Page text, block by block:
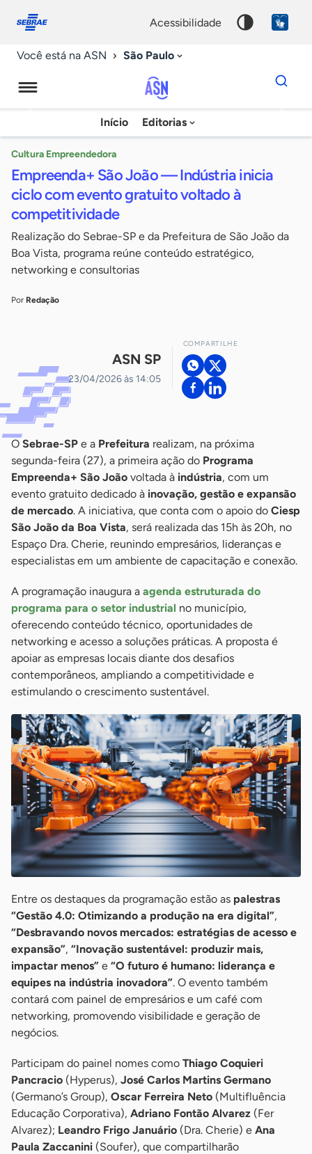
conosco
acessibilidade
Você está na ASN São Paulo
Agência
Sebrae
Notícias
Início Editorias
Dados
para
chave
Cultura Empreendedora
Empreenda+ São João — Indústria inicia
ciclo com evento gratuito voltado à
competitividade
Realização do Sebrae-SP e da Prefeitura de São João da
Boa Vista, programa reúne conteúdo estratégico,
networking e consultorias
Por Redação
ASN SP
23/04/2026 às 14:05
COMPARTILHE
O Sebrae-SP e a Prefeitura realizam, na próxima
segunda-feira (27), a primeira ação do Programa
Empreenda+ São João voltada à indústria, com um
evento gratuito dedicado à inovação, gestão e expansão
de mercado. A iniciativa, que conta com o apoio do Ciesp
São João da Boa Vista, será realizada das 15h às 20h, no
Espaço Dra. Cherie, reunindo empresários, lideranças e
especialistas em um ambiente de capacitação e conexão.
A programação inaugura a agenda estruturada do
programa para o setor industrial no município,
oferecendo conteúdo técnico, oportunidades de
networking e acesso a soluções práticas. A proposta é
apoiar as empresas locais diante dos desafios
contemporâneos, ampliando a competitividade e
estimulando o crescimento sustentável.
Entre os destaques da programação estão as palestras
“Gestão 4.0: Otimizando a produção na era digital”,
“Desbravando novos mercados: estratégias de acesso e
expansão”, “Inovação sustentável: produzir mais,
impactar menos” e “O futuro é humano: liderança e
equipes na indústria inovadora”. O evento também
contará com painel de empresários e um café com
networking, promovendo visibilidade e geração de
negócios.
Participam do painel nomes como Thiago Coquieri
Pancracio (Hyperus), José Carlos Martins Germano
(Germano’s Group), Oscar Ferreira Neto (Multifluência
Educação Corporativa), Adriano Fontão Alvarez (Fer
Alvarez); Leandro Frigo Januário (Dra. Cherie) e Ana
Paula Zaccanini (Soufer), que compartilharão